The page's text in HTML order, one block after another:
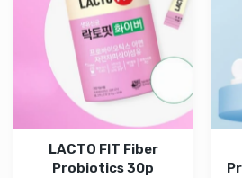
LACTO FIT Fiber
Probiotics 30p